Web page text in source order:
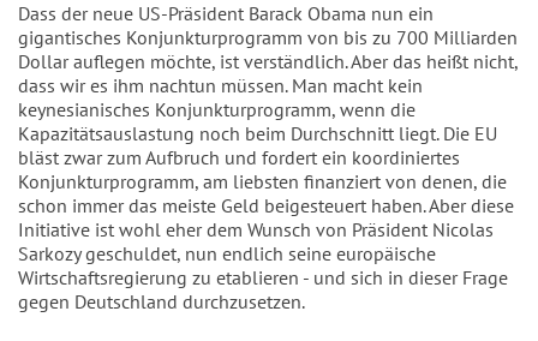
Dass der neue US-Präsident Barack Obama nun ein
gigantisches Konjunkturprogramm von bis zu 700 Milliarden
Dollar auflegen möchte, ist verständlich. Aber das heißt nicht,
dass wir es ihm nachtun müssen. Man macht kein
keynesianisches Konjunkturprogramm, wenn die
Kapazitätsauslastung noch beim Durchschnitt liegt. Die EU
bläst zwar zum Aufbruch und fordert ein koordiniertes
Konjunkturprogramm, am liebsten finanziert von denen, die
schon immer das meiste Geld beigesteuert haben. Aber diese
Initiative ist wohl eher dem Wunsch von Präsident Nicolas
Sarkozy geschuldet, nun endlich seine europäische
Wirtschaftsregierung zu etablieren - und sich in dieser Frage
gegen Deutschland durchzusetzen.